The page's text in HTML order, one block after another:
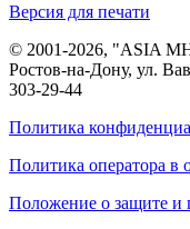
Версия для печати
© 2001-2026, "ASIA
Ростов-на-Дону, ул.
303-29-44
Политика
Политика оператора
Положение о защите и